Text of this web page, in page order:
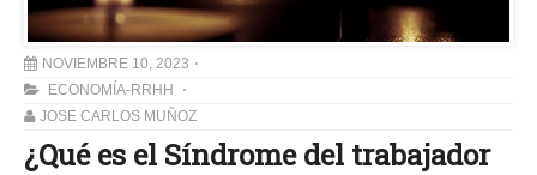
NOVIEMBRE 10, 2023
ECONOMÍA-RRHH
JOSE CARLOS MUÑOZ
¿Qué es el Síndrome del trabajador